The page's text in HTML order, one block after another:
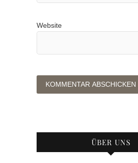
Website
ÜBER UNS